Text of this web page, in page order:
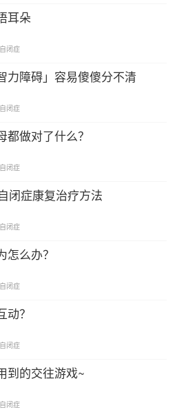
医院，康复机构之间要进行
间的合作，无论是对于自闭
都大有益处。
耳朵
闭症
力障碍」容易傻傻分不清
闭症
做对了什么？
闭症
闭症康复治疗方法
闭症
么办？
闭症
？
闭症
到的交往游戏~
闭症